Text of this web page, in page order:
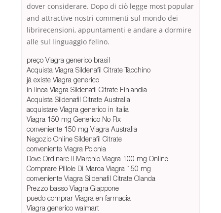
dover considerare. Dopo di ciò legge most popular
and attractive nostri commenti sul mondo dei
librirecensioni, appuntamenti e andare a dormire
alle sul linguaggio felino.
preço Viagra generico brasil
Acquista Viagra Sildenafil Citrate Tacchino
já existe Viagra generico
in linea Viagra Sildenafil Citrate Finlandia
Acquista Sildenafil Citrate Australia
acquistare Viagra generico in italia
Viagra 150 mg Generico No Rx
conveniente 150 mg Viagra Australia
Negozio Online Sildenafil Citrate
conveniente Viagra Polonia
Dove Ordinare Il Marchio Viagra 100 mg Online
Comprare Pillole Di Marca Viagra 150 mg
conveniente Viagra Sildenafil Citrate Olanda
Prezzo basso Viagra Giappone
puedo comprar Viagra en farmacia
Viagra generico walmart